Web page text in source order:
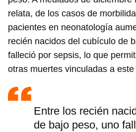
relata, de los casos de
pacientes en neonatología
recién nacidos del cubículo de
falleció por sepsis, lo que
otras muertes vinculadas a este
Entre los recién
de bajo peso, uno